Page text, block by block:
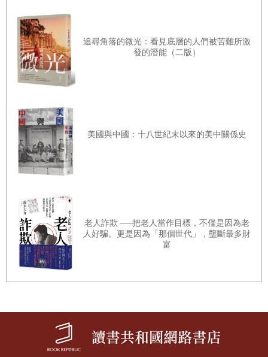
的氣體會吸收地球表面放射出來的熱能，讓大氣溫暖。拜溫
室效應之賜，地球才能保持適合人類生存的溫度。
然而自從產業革命之後，人類大量使用煤炭與石油等化石燃
化碳濃度大約是280ppm；而到了2016年，連南極都超過了
400ppm。學者們認為，這是四百萬年來首見。而就在現在
這一刻，這個數値仍在繼續增加當中。
出攝氏2～3度。南極與格陵蘭的冰床都融化，海平面最少比
現在高出6公尺（也有一些研究主張比現在高出10～20公
尺）。
追尋角落的微光：看見底層的人們被苦難所激
發的潛能（二版）
美國與中國：十八世紀末以來的美中關係史
老人詐欺 ──把老人當作目標，不僅是因為老
人好騙。更是因為「那個世代」，壟斷最多財
富